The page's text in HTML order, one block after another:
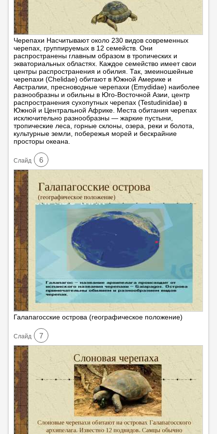
Черепахи Насчитывают около 230 видов современных
черепах, группируемых в 12 семейств. Они
распространены главным образом в тропических и
экваториальных областях. Каждое семейство имеет свои
центры распространения и обилия. Так, змеиношейные
черепахи (Chelidae) обитают в Южной Америке и
Австралии, пресноводные черепахи (Emydidae) наиболее
разнообразны и обильны в Юго-Восточной Азии, центр
распространения сухопутных черепах (Testudinidae) в
Южной и Центральной Африке. Места обитания черепах
исключительно разнообразны — жаркие пустыни,
тропические леса, горные склоны, озера, реки и болота,
культурные земли, побережья морей и бескрайние
просторы океана.
Cлайд 6
Галапагосские острова (географическое положение)
Cлайд 7